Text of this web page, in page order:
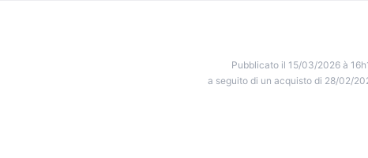
Pubblicato il 15/03/2026 à
a seguito di un acquisto di 28/02/